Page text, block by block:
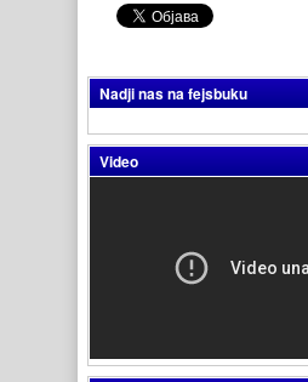
Nadji nas na fejsbuku
Video